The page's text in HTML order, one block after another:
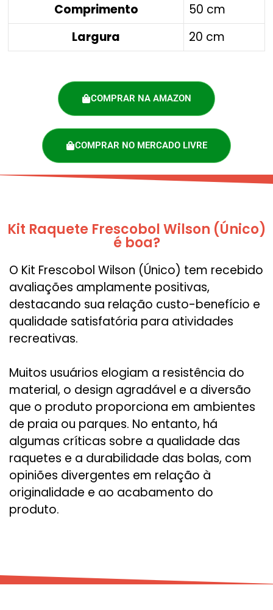
Comprimento
50 cm
Largura
20 cm
COMPRAR NA AMAZON
COMPRAR NO MERCADO LIVRE
Kit Raquete Frescobol Wilson (Único)
é boa?
O Kit Frescobol Wilson (Único) tem recebido
avaliações amplamente positivas,
destacando sua relação custo-benefício e
qualidade satisfatória para atividades
recreativas.
Muitos usuários elogiam a resistência do
material, o design agradável e a diversão
que o produto proporciona em ambientes
de praia ou parques. No entanto, há
algumas críticas sobre a qualidade das
raquetes e a durabilidade das bolas, com
opiniões divergentes em relação à
originalidade e ao acabamento do
produto.